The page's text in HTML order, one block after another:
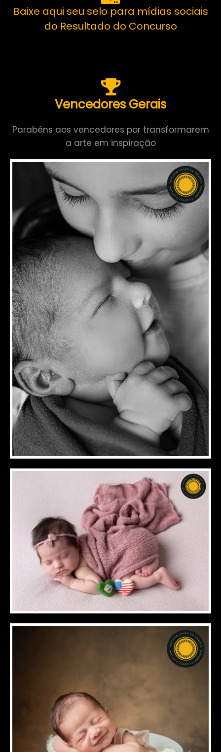
Baixe aqui seu selo para mídias sociais
do Resultado do Concurso
Vencedores Gerais
Parabéns aos vencedores por transformarem
a arte em inspiração